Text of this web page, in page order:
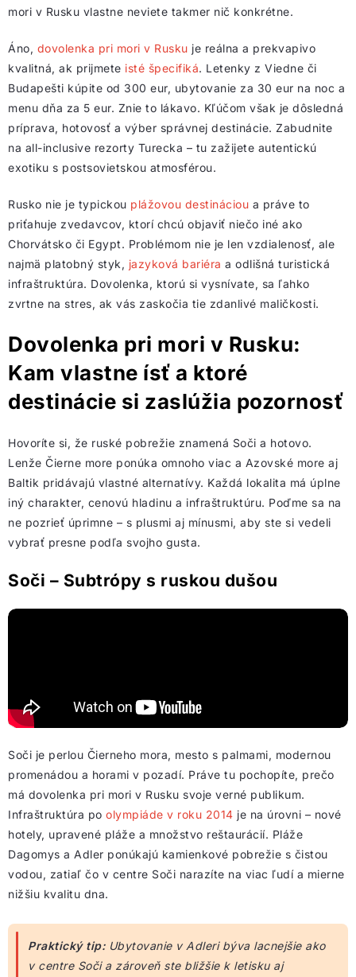
mori v Rusku vlastne neviete takmer nič konkrétne.
Áno, dovolenka pri mori v Rusku je reálna a prekvapivo
kvalitná, ak prijmete isté špecifiká. Letenky z Viedne či
Budapešti kúpite od 300 eur, ubytovanie za 30 eur na noc a
menu dňa za 5 eur. Znie to lákavo. Kľúčom však je dôsledná
príprava, hotovosť a výber správnej destinácie. Zabudnite
na all-inclusive rezorty Turecka – tu zažijete autentickú
exotiku s postsovietskou atmosférou.
Rusko nie je typickou plážovou destináciou a práve to
priťahuje zvedavcov, ktorí chcú objaviť niečo iné ako
Chorvátsko či Egypt. Problémom nie je len vzdialenosť, ale
najmä platobný styk, jazyková bariéra a odlišná turistická
infraštruktúra. Dovolenka, ktorú si vysnívate, sa ľahko
zvrtne na stres, ak vás zaskočia tie zdanlivé maličkosti.
Dovolenka pri mori v Rusku:
Kam vlastne ísť a ktoré
destinácie si zaslúžia pozornosť
Hovoríte si, že ruské pobrežie znamená Soči a hotovo.
Lenže Čierne more ponúka omnoho viac a Azovské more aj
Baltik pridávajú vlastné alternatívy. Každá lokalita má úplne
iný charakter, cenovú hladinu a infraštruktúru. Poďme sa na
ne pozrieť úprimne – s plusmi aj mínusmi, aby ste si vedeli
vybrať presne podľa svojho gusta.
Soči – Subtrópy s ruskou dušou
Soči je perlou Čierneho mora, mesto s palmami, modernou
promenádou a horami v pozadí. Práve tu pochopíte, prečo
má dovolenka pri mori v Rusku svoje verné publikum.
Infraštruktúra po olympiáde v roku 2014 je na úrovni – nové
hotely, upravené pláže a množstvo reštaurácií. Pláže
Dagomys a Adler ponúkajú kamienkové pobrežie s čistou
vodou, zatiaľ čo v centre Soči narazíte na viac ľudí a mierne
nižšiu kvalitu dna.
Praktický tip:Ubytovanie v Adleri býva lacnejšie ako
v centre Soči a zároveň ste bližšie k letisku aj